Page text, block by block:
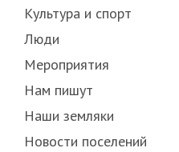
Культура и спорт
Люди
Мероприятия
Нам пишут
Наши земляки
Новости поселений